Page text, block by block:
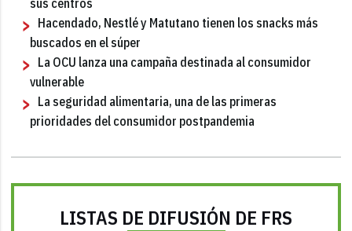
Hacendado, Nestlé y Matutano tienen los snacks más
buscados en el súper
La OCU lanza una campaña destinada al consumidor
vulnerable
La seguridad alimentaria, una de las primeras
prioridades del consumidor postpandemia
LISTAS DE DIFUSIÓN DE FRS